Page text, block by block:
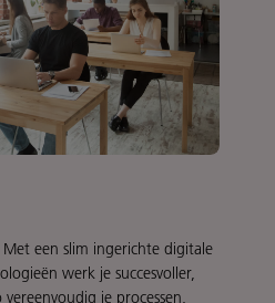
een slim ingerichte digitale
werk je succesvoller,
je processen,